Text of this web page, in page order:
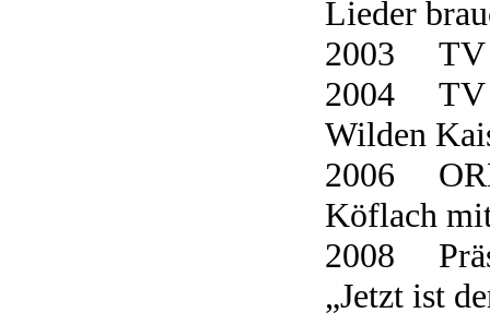
Lieder
2003 TV
2004 TV
Wilden
2006
Köflach
2008
„Jetzt ist